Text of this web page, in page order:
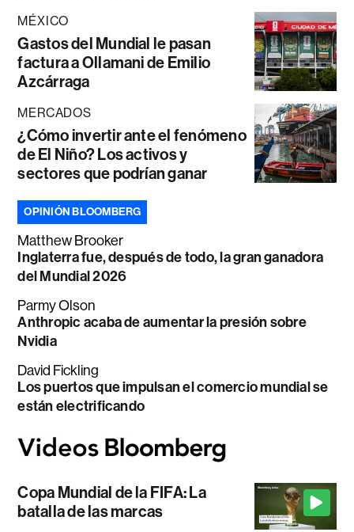
MÉXICO
Gastos del Mundial le pasan
factura a Ollamani de Emilio
Azcárraga
MERCADOS
¿Cómo invertir ante el fenómeno
de El Niño? Los activos y
sectores que podrían ganar
OPINIÓN BLOOMBERG
Matthew Brooker
Inglaterra fue, después de todo, la gran ganadora
del Mundial 2026
Parmy Olson
Anthropic acaba de aumentar la presión sobre
Nvidia
David Fickling
Los puertos que impulsan el comercio mundial se
están electrificando
Copa Mundial de la FIFA: La
batalla de las marcas